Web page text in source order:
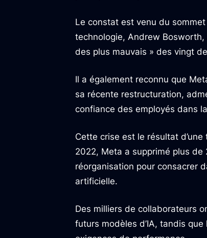
Le constat est venu du
technologie, Andrew Bosworth,
des plus mauvais » des vingt
Il a également reconnu que
sa récente restructuration,
confiance des employés dans
Cette crise est le résultat
2022, Meta a supprimé plus de
réorganisation pour consacrer
artificielle.
Des milliers de collaborateurs
futurs modèles d’IA, tandis